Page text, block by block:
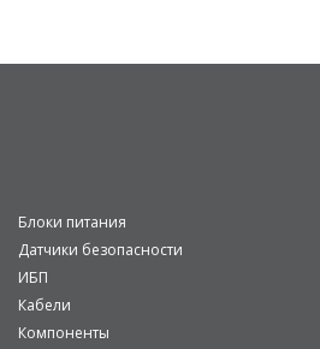
Блоки питания
Датчики безопасности
ИБП
Кабели
Компоненты